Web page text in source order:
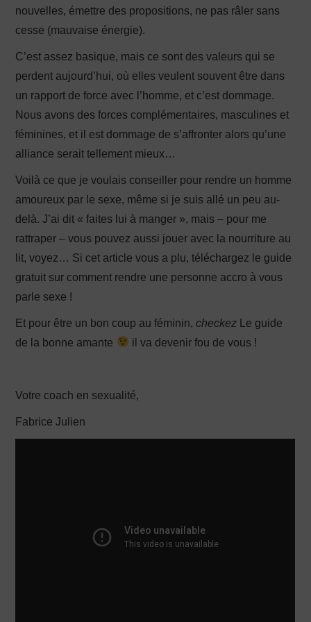
nouvelles, émettre des propositions, ne pas râler sans
cesse (mauvaise énergie).
C’est assez basique, mais ce sont des valeurs qui se
perdent aujourd’hui, où elles veulent souvent être dans
un rapport de force avec l’homme, et c’est dommage.
Nous avons des forces complémentaires, masculines et
féminines, et il est dommage de s’affronter alors qu’une
alliance serait tellement mieux…
Voilà ce que je voulais conseiller pour rendre un homme
amoureux par le sexe, même si je suis allé un peu au-
delà. J’ai dit « faites lui à manger », mais – pour me
rattraper – vous pouvez aussi jouer avec la nourriture au
lit, voyez… Si cet article vous a plu, téléchargez le guide
gratuit sur comment rendre une personne accro à vous
parle sexe !
Et pour être un bon coup au féminin,checkez Le guide
de la bonne amante
il va devenir fou de vous !
Votre coach en sexualité,
Fabrice Julien